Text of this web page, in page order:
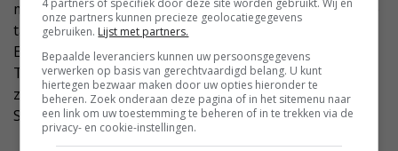
mensen uit Zuid-Europa over het algemeen de Engelse
taal beter machtig zijn dan mensen uit het oosten van
Europa.’
Tijdens drukke periodes op het bedrijf zijn er meestal
zes tot acht buitenlandse werknemers aan het werk.
Sommigen komen al jaren op het bedrijf van Hop.
onze partners kunnen precieze geolocatiegegevens
gebruiken. Lijst met partners.
Bepaalde leveranciers kunnen uw persoonsgegevens
verwerken op basis van gerechtvaardigd belang. U kunt
hiertegen bezwaar maken door uw opties hieronder te
beheren. Zoek onderaan deze pagina of in het sitemenu naar
een link om uw toestemming te beheren of in te trekken via de
privacy- en cookie-instellingen.